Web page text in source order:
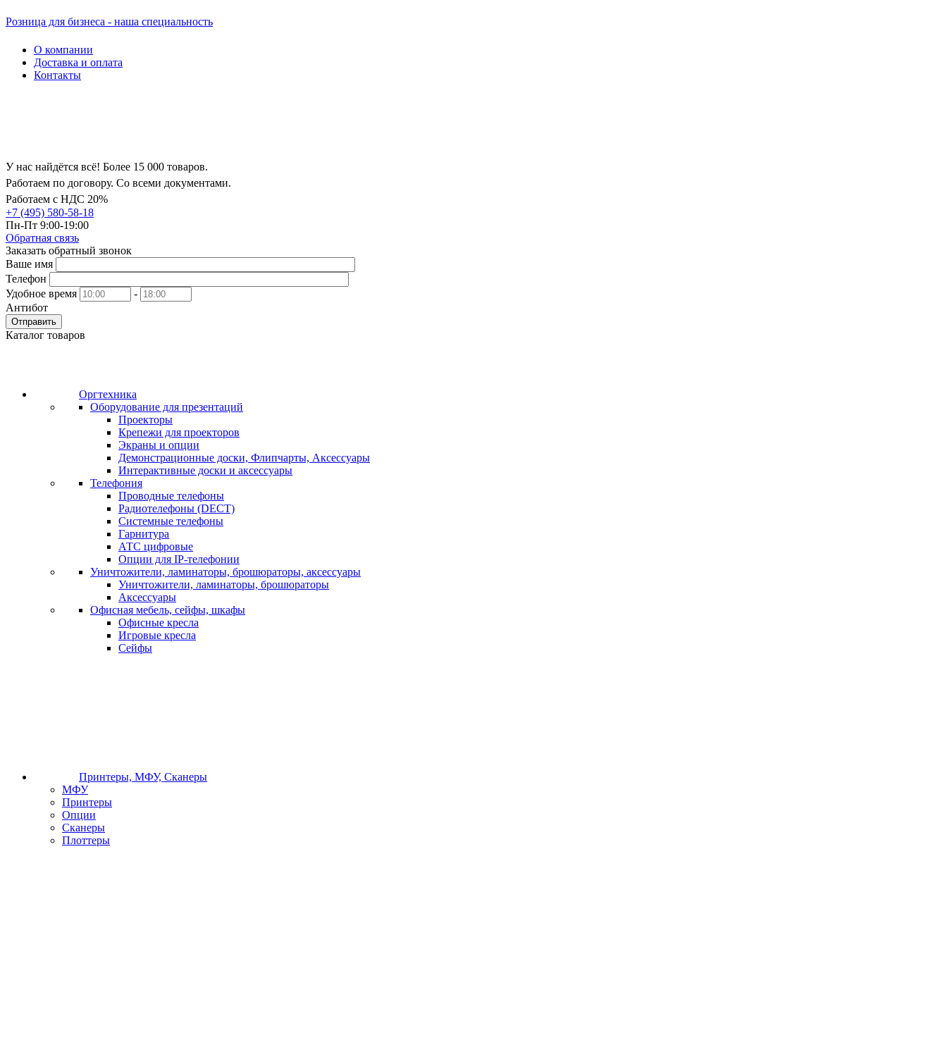
Розница для бизнеса - наша специальность
О компании
Доставка и оплата
Контакты
У нас найдётся всё! Более 15 000 товаров.
Работаем по договору. Со всеми документами.
Работаем с НДС 20%
+7 (495) 580-58-18
Пн-Пт 9:00-19:00
Обратная связь
Заказать обратный звонок
Ваше имя
Телефон
Удобное время
-
Антибот
Отправить
Каталог товаров
Оргтехника
Оборудование для презентаций
Проекторы
Крепежи для проекторов
Экраны и опции
Демонстрационные доски, Флипчарты, Аксессуары
Интерактивные доски и аксессуары
Телефония
Проводные телефоны
Радиотелефоны (DECT)
Системные телефоны
Гарнитура
АТС цифровые
Опции для IP-телефонии
Уничтожители, ламинаторы, брошюраторы, аксессуары
Уничтожители, ламинаторы, брошюраторы
Аксессуары
Офисная мебель, сейфы, шкафы
Офисные кресла
Игровые кресла
Сейфы
Принтеры, МФУ, Сканеры
МФУ
Принтеры
Опции
Сканеры
Плоттеры